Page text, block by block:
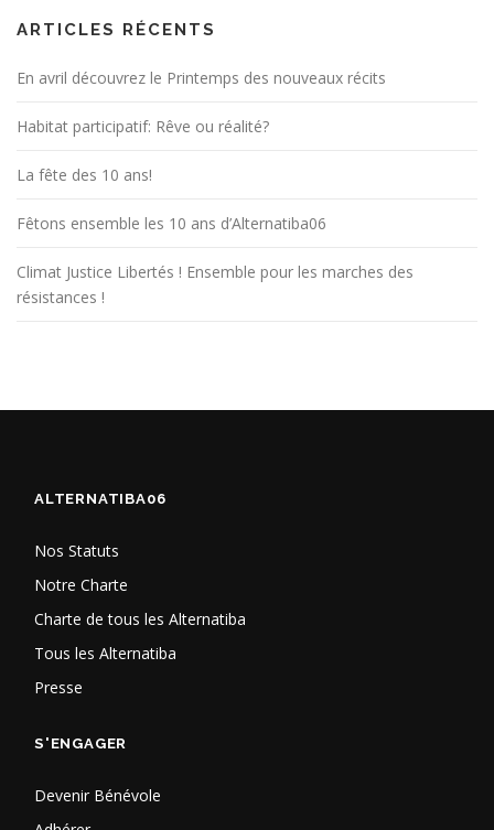
ARTICLES RÉCENTS
En avril découvrez le Printemps des nouveaux récits
Habitat participatif: Rêve ou réalité?
La fête des 10 ans!
Fêtons ensemble les 10 ans d’Alternatiba06
Climat Justice Libertés ! Ensemble pour les marches des
résistances !
ALTERNATIBA06
Nos Statuts
Notre Charte
Charte de tous les Alternatiba
Tous les Alternatiba
Presse
S'ENGAGER
Devenir Bénévole